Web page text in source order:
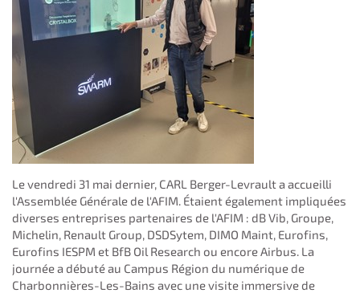
Le vendredi 31 mai dernier, CARL Berger-Levrault a accueilli
l'Assemblée Générale de l'AFIM. Étaient également impliquées
diverses entreprises partenaires de l'AFIM : dB Vib, Groupe,
Michelin, Renault Group, DSDSytem, DIMO Maint, Eurofins,
Eurofins IESPM et BfB Oil Research ou encore Airbus. La
journée a débuté au Campus Région du numérique de
Charbonnières-Les-Bains avec une visite immersive de